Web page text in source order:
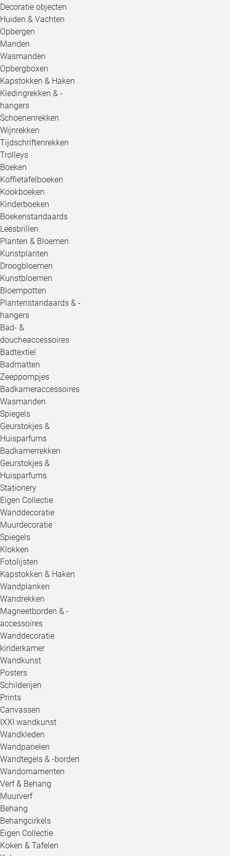
Decoratie objecten
Huiden & Vachten
Opbergen
Manden
Wasmanden
Opbergboxen
Kapstokken & Haken
Kledingrekken & -
hangers
Schoenenrekken
Wijnrekken
Tijdschriftenrekken
Trolleys
Boeken
Koffietafelboeken
Kookboeken
Kinderboeken
Boekenstandaards
Leesbrillen
Planten & Bloemen
Kunstplanten
Droogbloemen
Kunstbloemen
Bloempotten
Plantenstandaards & -
hangers
Bad- &
doucheaccessoires
Badtextiel
Badmatten
Zeeppompjes
Badkameraccessoires
Wasmanden
Spiegels
Geurstokjes &
Huisparfums
Badkamerrekken
Geurstokjes &
Huisparfums
Stationery
Eigen Collectie
Wanddecoratie
Muurdecoratie
Spiegels
Klokken
Fotolijsten
Kapstokken & Haken
Wandplanken
Wandrekken
Magneetborden & -
accessoires
Wanddecoratie
kinderkamer
Wandkunst
Posters
Schilderijen
Prints
Canvassen
IXXI wandkunst
Wandkleden
Wandpanelen
Wandtegels & -borden
Wandornamenten
Verf & Behang
Muurverf
Behang
Behangcirkels
Eigen Collectie
Koken & Tafelen